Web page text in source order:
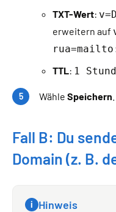
TXT-Wert:
erweitern auf
TTL: 1
Wähle Speichern
Fall B: Du
Domain (z. B.
i Hinweis